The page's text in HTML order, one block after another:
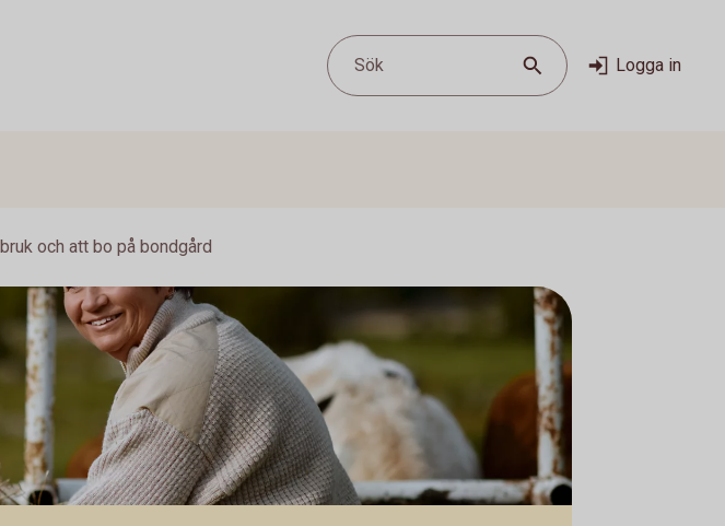
Sök Logga in
och att bo på bondgård